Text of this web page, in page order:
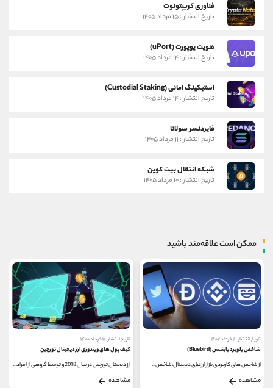
فناوری کریپتونوت
تاریخ انتشار : ۱۵ مرداد ۱۴۰۵
هویت یوپورت (uPort)
تاریخ انتشار : ۱۴ مرداد ۱۴۰۵
استیکینگ امانی (Custodial Staking)
تاریخ انتشار : ۱۴ مرداد ۱۴۰۵
فایردنسر سولانا
تاریخ انتشار : ۱۱ مرداد ۱۴۰۵
شبکه انتقال بیت کوین
تاریخ انتشار : ۱۰ مرداد ۱۴۰۵
ممکن است علاقه‌مند باشید
تاریخ انتشار : ۱۱ خرداد ۱۴۰۰
کیف پول های ویندوزی ارز دیجیتال تورچین
ارز دیجیتال تورچین در سال 2018 و توسط گروهی از افراد...
مشاهده
تاریخ انتشار : ۱۹ مهر ۱۴۰۰
کیف پول نرم افزاری یا داغ چیست؟
کیف پول های ارز دیجیتال به سه دسته کلی تقسیم می...
مشاهده